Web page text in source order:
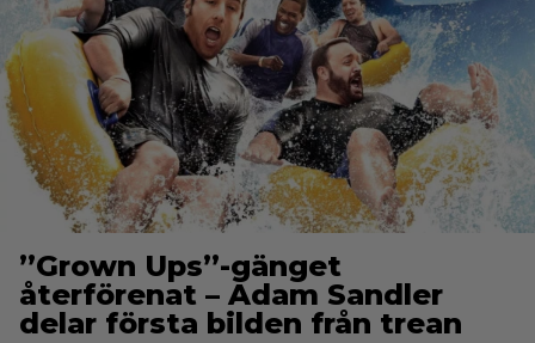
”Grown Ups”-gänget
återförenat – Adam Sandler
delar första bilden från trean